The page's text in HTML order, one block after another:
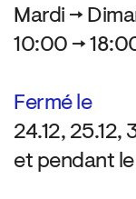
Mardi →
10:00 →
Fermé le
24.12, 25.12,
et pendant